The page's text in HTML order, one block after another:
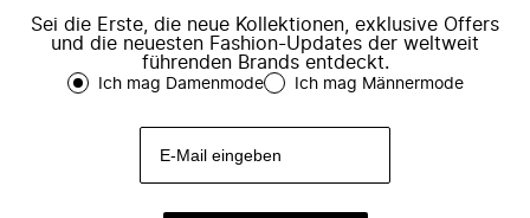
Sei die Erste, die neue Kollektionen, exklusive Offers
und die neuesten Fashion-Updates der weltweit
führenden Brands entdeckt.
Ich mag Damenmode Ich mag Männermode